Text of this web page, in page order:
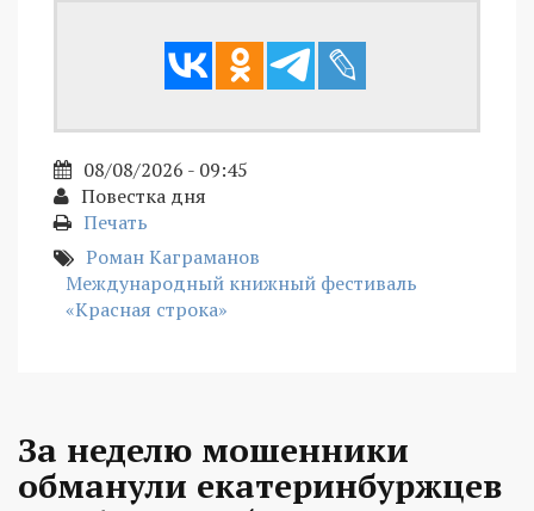
08/08/2026 - 09:45
Повестка дня
Печать
Роман Каграманов
Международный книжный фестиваль
«Красная строка»
За неделю мошенники
обманули екатеринбуржцев